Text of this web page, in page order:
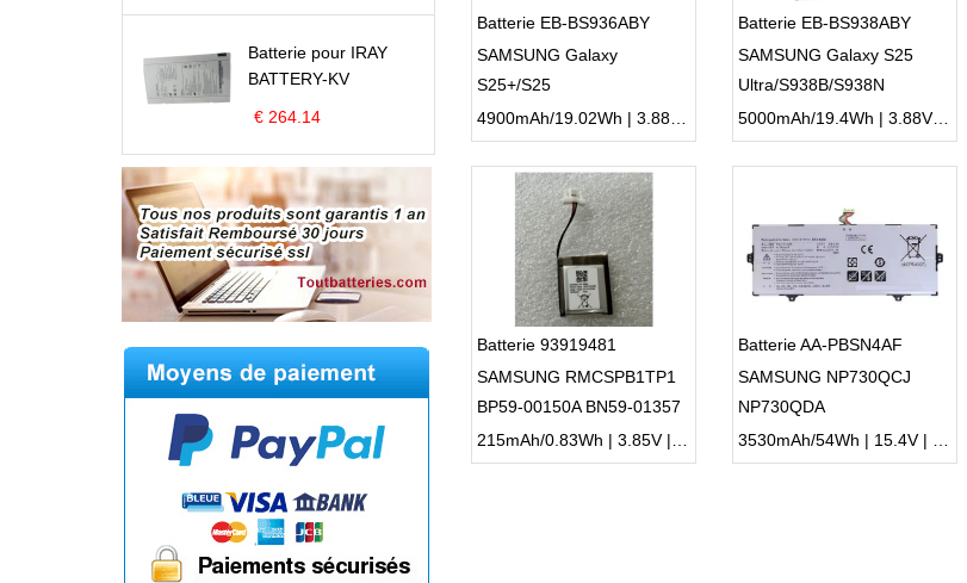
Batterie pour IRAY
BATTERY-KV
€ 264.14
Batterie EB-BS936ABY
SAMSUNG Galaxy
S25+/S25
Plus/S936B/S936N
4900mAh/19.02Wh | 3.88V | Li-ion ...
Batterie EB-BS938ABY
SAMSUNG Galaxy S25
Ultra/S938B/S938N
5000mAh/19.4Wh | 3.88V | Li-ion ...
Batterie 93919481
SAMSUNG RMCSPB1TP1
BP59-00150A BN59-01357
Batterie AA-PBSN4AF
SAMSUNG NP730QCJ
NP730QDA